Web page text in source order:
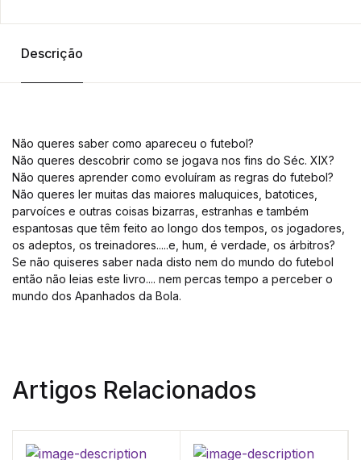
Descrição
Não queres saber como apareceu o futebol?
Não queres descobrir como se jogava nos fins do Séc. XIX?
Não queres aprender como evoluíram as regras do futebol?
Não queres ler muitas das maiores maluquices, batotices,
parvoíces e outras coisas bizarras, estranhas e também
espantosas que têm feito ao longo dos tempos, os jogadores,
os adeptos, os treinadores.....e, hum, é verdade, os árbitros?
Se não quiseres saber nada disto nem do mundo do futebol
então não leias este livro.... nem percas tempo a perceber o
mundo dos Apanhados da Bola.
Artigos Relacionados